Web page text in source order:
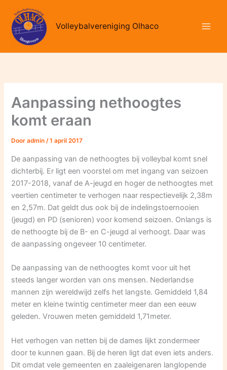
naar
inhoud
Volleybalvereniging Olhaco
Aanpassing nethoogtes
komt eraan
Dooradmin/1 april 2017
De aanpassing van de nethoogtes bij volleybal komt snel
dichterbij. Er ligt een voorstel om met ingang van seizoen
2017-2018, vanaf de A-jeugd en hoger de nethoogtes met
veertien centimeter te verhogen naar respectievelijk 2,38m
en 2,57m. Dat geldt dus ook bij de indelingstoernooien
(jeugd) en PD (senioren) voor komend seizoen. Onlangs is
de nethoogte bij de B- en C-jeugd al verhoogt. Daar was
de aanpassing ongeveer 10 centimeter.
De aanpassing van de nethoogtes komt voor uit het
steeds langer worden van ons mensen. Nederlandse
mannen zijn wereldwijd zelfs het langste. Gemiddeld 1,84
meter en kleine twintig centimeter meer dan een eeuw
geleden. Vrouwen meten gemiddeld 1,71meter.
Het verhogen van netten bij de dames lijkt zondermeer
door te kunnen gaan. Bij de heren ligt dat even iets anders.
Dit omdat vele gemeenten en zaaleigenaren langlopende